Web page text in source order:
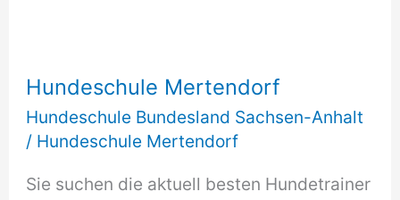
Hundeschule Mertendorf
Hundeschule Bundesland Sachsen-Anhalt
/ Hundeschule Mertendorf
Sie suchen die aktuell besten Hundetrainer